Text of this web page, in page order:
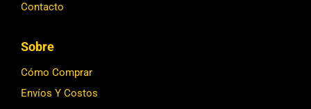
Contacto
Sobre
Cómo Comprar
Envíos Y Costos